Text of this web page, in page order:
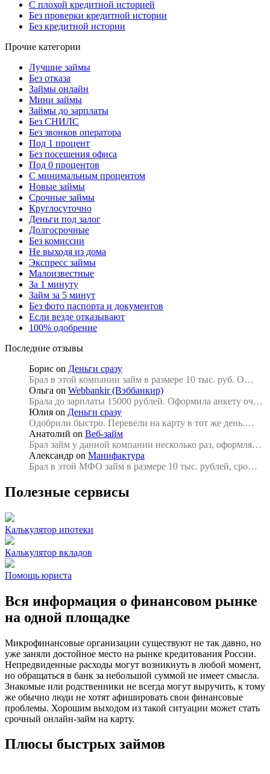
С плохой кредитной историей
Без проверки кредитной истории
Без кредитной истории
Прочие категории
Лучшие займы
Без отказа
Займы онлайн
Мини займы
Займы до зарплаты
Без СНИЛС
Без звонков оператора
Под 1 процент
Без посещения офиса
Под 0 процентов
С минимальным процентом
Новые займы
Срочные займы
Круглосуточно
Деньги под залог
Долгосрочные
Без комиссии
Не выходя из дома
Экспресс займы
Малоизвестные
За 1 минуту
Займ за 5 минут
Без фото паспорта и документов
Если везде отказывают
100% одобрение
Последние отзывы
Борис on Деньги сразу
Брал в этой компании займ в размере 10 тыс. руб. О…
Ольга on Webbankir (Вэббанкир)
Брала до зарплаты 15000 рублей. Оформила анкету оч…
Юлия on Деньги сразу
Одобрили быстро. Перевели на карту в тот же день.…
Анатолий on Веб-займ
Брал займ у данной компании несколько раз, оформля…
Александр on Манифактура
Брал в этой МФО займ в размере 10 тыс. рублей, сро…
Полезные сервисы
Калькулятор ипотеки
Калькулятор вкладов
Помощь юриста
Вся информация о финансовом рынке
на одной площадке
Микрофинансовые организации существуют не так давно, но
уже заняли достойное место на рынке кредитования России.
Непредвиденные расходы могут возникнуть в любой момент,
но обращаться в банк за небольшой суммой не имеет смысла.
Знакомые или родственники не всегда могут выручить, к тому
же обычно люди не хотят афишировать свои финансовые
проблемы. Хорошим выходом из такой ситуации может стать
срочный онлайн-займ на карту.
Плюсы быстрых займов